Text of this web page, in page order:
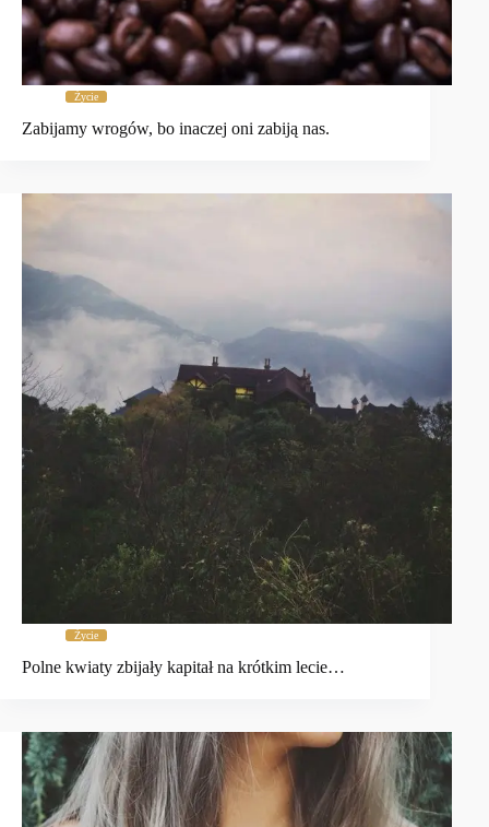
Życie
Zabijamy wrogów, bo inaczej oni zabiją nas.
Życie
Polne kwiaty zbijały kapitał na krótkim lecie…